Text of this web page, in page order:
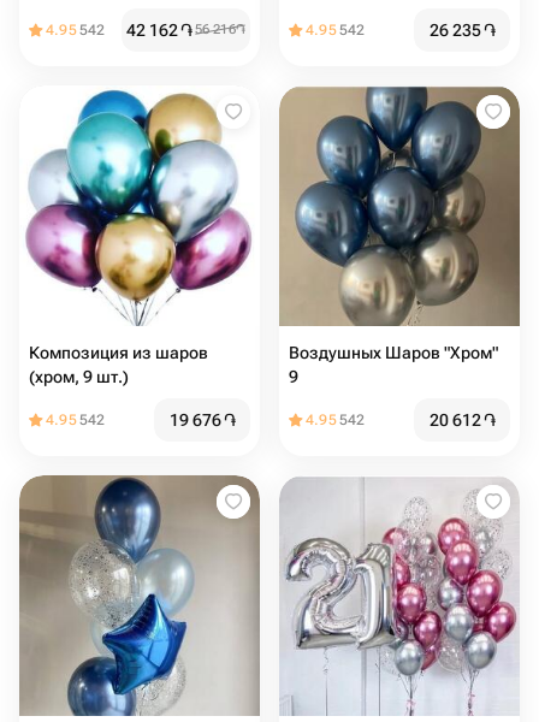
4.95542 42 162֏56 216֏ 4.95542 26 235֏
Композиция из шаров
(хром, 9 шт.)
4.95542 19 676֏
Воздушных Шаров "Хром"
9
4.95542 20 612֏